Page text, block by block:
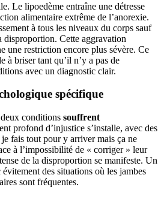
Le lipoedème entraîne une détresse
alimentaire extrême de l’anorexie.
à tous les niveaux du corps sauf
disproportion. Cette aggravation
une restriction encore plus sévère. Ce
à briser tant qu’il n’y a pas de
avec un diagnostic clair.
spécifique
deux conditionssouffrent
profond d’injustice s’installe, avec des
fais tout pour y arriver mais ça ne
à l’impossibilité de « corriger » leur
de la disproportion se manifeste. Un
des situations où les jambes
sont fréquentes.